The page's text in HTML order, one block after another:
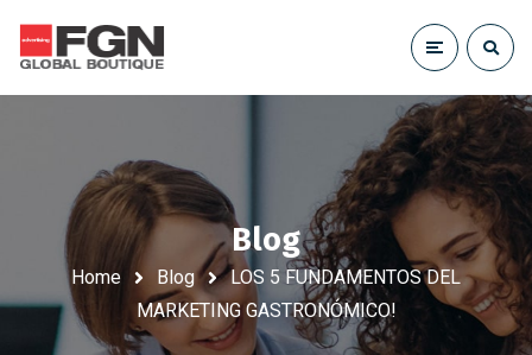
Blog
Home Blog
LOS 5 FUNDAMENTOS DEL
MARKETING GASTRONÓMICO!